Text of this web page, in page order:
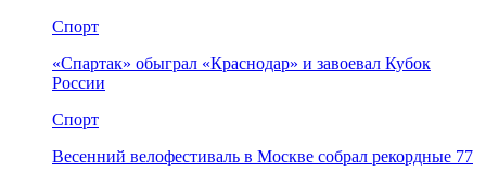
Спорт
«Спартак» обыграл «Краснодар» и завоевал Кубок
России
Спорт
Весенний велофестиваль в Москве собрал рекордные 77